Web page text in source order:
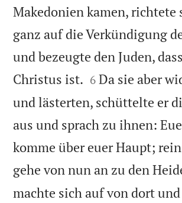
Makedonien kamen, richtete
ganz auf die Verkündigung
und bezeugte den Juden,
Christus ist. 

6 Da sie aber
und lästerten, schüttelte er
aus und sprach zu ihnen:
komme über euer Haupt;
gehe von nun an zu den
machte sich auf von dort